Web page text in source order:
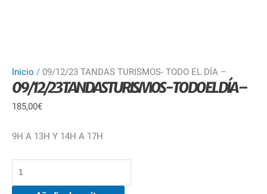
Inicio / 09/12/23 TANDAS TURISMOS- TODO EL DÍA –
09/12/23 TANDAS TURISMOS- TODO EL DÍA –
185,00€
9H A 13H Y 14H A 17H